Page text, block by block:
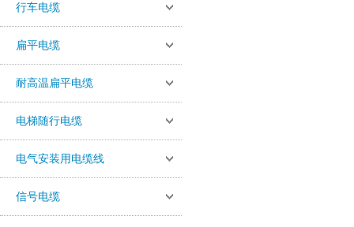
行车电缆
扁平电缆
耐高温扁平电缆
电梯随行电缆
电气安装用电缆线
信号电缆